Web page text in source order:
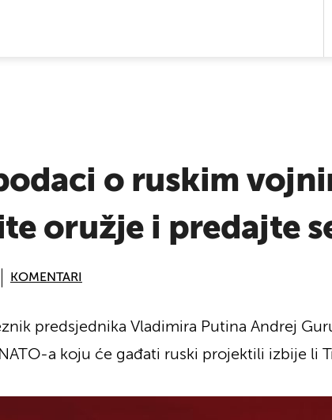
o ruskim
oružje i predajte
KOMENTARI
predsjednika Vladimira Putina Andrej
a koju će gađati ruski projektili izbije li